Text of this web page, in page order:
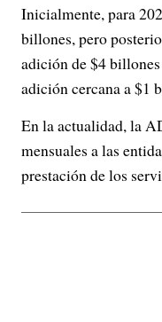
Inicialmente, para
billones, pero
adición de $4
adición cercana a $1
En la actualidad, la
mensuales a las
prestación de los